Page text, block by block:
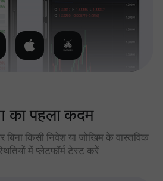
का पहला कदम
किसी निवेश या जोखिम के वास्तविक
में प्लेटफॉर्म टेस्ट करें